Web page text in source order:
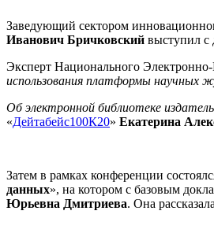
Заведующий сектором
Иванович Бричковский выступил с
Эксперт Национального
использования платформы научных
Об электронной библиотеке
«Дейтабейс100К20» Екатерина
Затем в рамках конференции
данных», на котором с базовым
Юрьевна Дмитриева. Она